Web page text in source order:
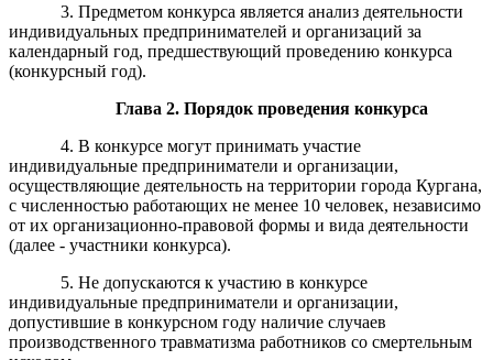
3. Предметом конкурса является анализ деятельности
индивидуальных предпринимателей и организаций за
календарный год, предшествующий проведению конкурса
(конкурсный год).
Глава2. Порядок проведения конкурса
4. В конкурсе могут принимать участие
индивидуальные предприниматели и организации,
осуществляющие деятельность на территории города Кургана,
с численностью работающих не менее 10 человек, независимо
от их организационно-правовой формы и вида деятельности
(далее - участники конкурса).
5. Не допускаются к участию в конкурсе
индивидуальные предприниматели и организации,
допустившие в конкурсном году наличие случаев
производственного травматизма работников со смертельным